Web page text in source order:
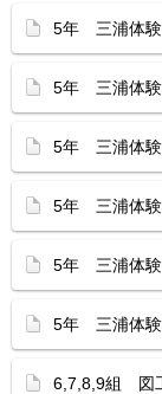
5年 三浦体
5年 三浦体
5年 三浦体
5年 三浦体
5年 三浦体
5年 三浦体
6,7,8,9組 図